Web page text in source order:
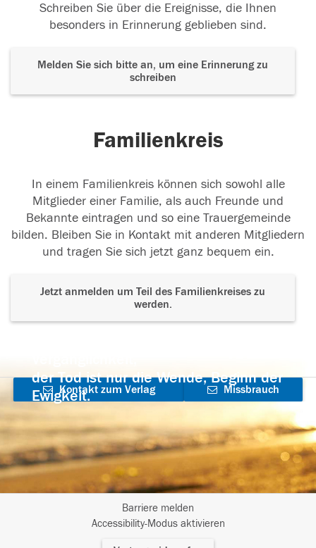
Schreiben Sie über die Ereignisse, die Ihnen
besonders in Erinnerung geblieben sind.
Melden Sie sich bitte an, um eine Erinnerung zu
schreiben
Familienkreis
In einem Familienkreis können sich sowohl alle
Mitglieder einer Familie, als auch Freunde und
Bekannte eintragen und so eine Trauergemeinde
bilden. Bleiben Sie in Kontakt mit anderen Mitgliedern
und tragen Sie sich jetzt ganz bequem ein.
Jetzt anmelden um Teil des Familienkreises zu
werden.
der Tod ist nur die Wende, Beginn der
Ewigkeit.
Kontakt zum Verlag
aufnehmen
Missbrauch
Barriere melden
Accessibility-Modus aktivieren